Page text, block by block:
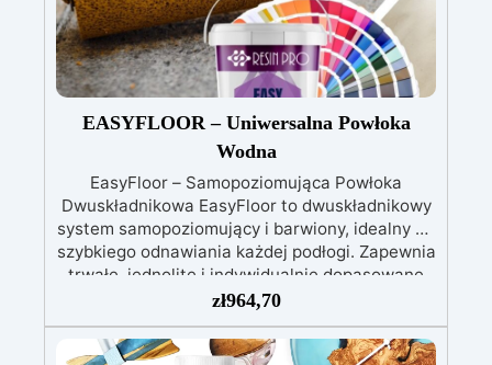
EASYFLOOR – Uniwersalna Powłoka
Wodna
EasyFloor – Samopoziomująca Powłoka
Dwuskładnikowa EasyFloor to dwuskładnikowy
system samopoziomujący i barwiony, idealny do
szybkiego odnawiania każdej podłogi. Zapewnia
trwałe, jednolite i indywidualnie dopasowane
wykończenie. Łatwa aplikacja w dwóch
etapach, przyczepność również do trudnych i
pionowych powierzchni.
Aplikacja w 2
zł964,70